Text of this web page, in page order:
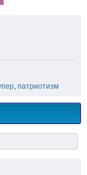
патриотизм